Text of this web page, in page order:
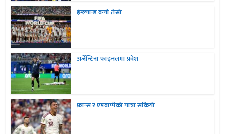
इंग्ल्यान्ड बन्यो तेस्रो
अर्जेन्टिना फाइनलमा प्रवेश
फ्रान्स र एमबाप्पेको यात्रा सकियो